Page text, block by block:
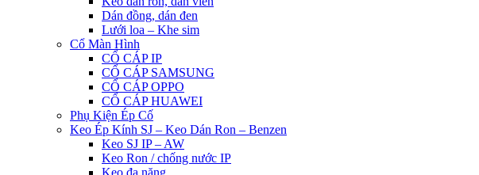
Dán đồng, dán đen
Lưới loa – Khe sim
Cổ Màn Hình
CỔ CÁP IP
CỔ CÁP SAMSUNG
CỔ CÁP OPPO
CỔ CÁP HUAWEI
Phụ Kiện Ép Cố
Keo Ép Kính SJ – Keo Dán Ron – Benzen
Keo SJ IP – AW
Keo Ron / chống nước IP